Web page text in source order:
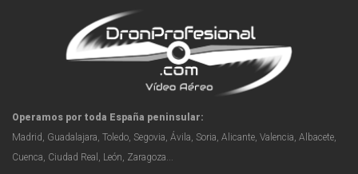
Operamos por toda España peninsular:
Madrid, Guadalajara, Toledo, Segovia, Ávila, Soria, Alicante, Valencia, Albacete,
Cuenca, Ciudad Real, León, Zaragoza...